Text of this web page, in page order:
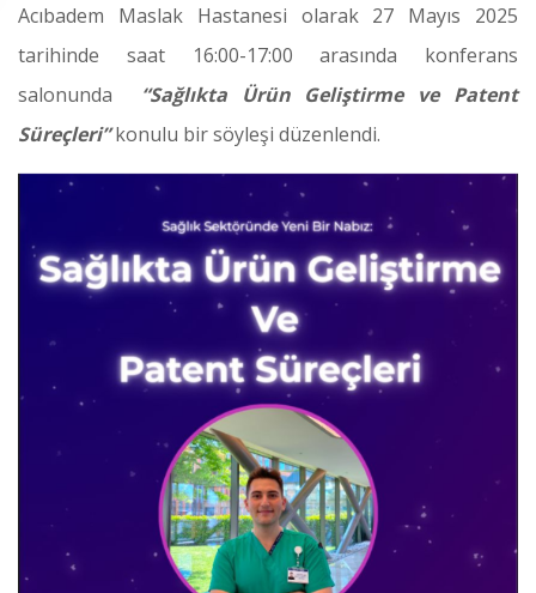
Acıbadem Maslak Hastanesi olarak 27 Mayıs 2025
tarihinde saat 16:00-17:00 arasında konferans
salonunda
“Sağlıkta Ürün Geliştirme ve Patent
Süreçleri”konulu bir söyleşi düzenlendi.